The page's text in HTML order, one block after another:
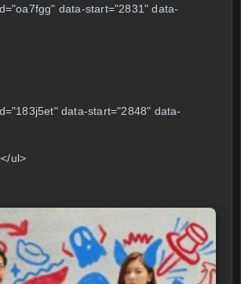
data-start="2831" data-
data-start="2848" data-
ul>